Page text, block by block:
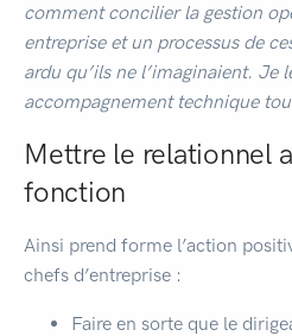
comment concilier la gestion
entreprise et un processus de
ardu qu’ils ne l’imaginaient. Je
accompagnement technique
Mettre le relationnel
fonction
Ainsi prend forme l’action
chefs d’entreprise :
Faire en sorte que le